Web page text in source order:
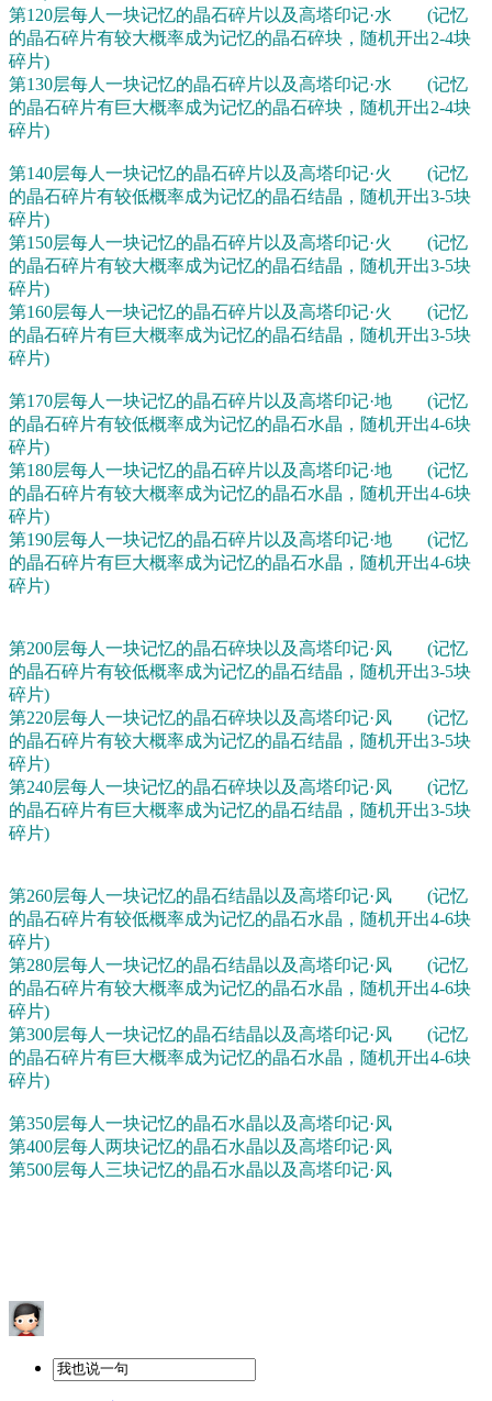
第120层每人一块记忆的晶石碎片以及高塔印记·水 (记忆
的晶石碎片有较大概率成为记忆的晶石碎块，随机开出2-4块
碎片)
第130层每人一块记忆的晶石碎片以及高塔印记·水 (记忆
的晶石碎片有巨大概率成为记忆的晶石碎块，随机开出2-4块
碎片)
第140层每人一块记忆的晶石碎片以及高塔印记·火 (记忆
的晶石碎片有较低概率成为记忆的晶石结晶，随机开出3-5块
碎片)
第150层每人一块记忆的晶石碎片以及高塔印记·火 (记忆
的晶石碎片有较大概率成为记忆的晶石结晶，随机开出3-5块
碎片)
第160层每人一块记忆的晶石碎片以及高塔印记·火 (记忆
的晶石碎片有巨大概率成为记忆的晶石结晶，随机开出3-5块
碎片)
第170层每人一块记忆的晶石碎片以及高塔印记·地 (记忆
的晶石碎片有较低概率成为记忆的晶石水晶，随机开出4-6块
碎片)
第180层每人一块记忆的晶石碎片以及高塔印记·地 (记忆
的晶石碎片有较大概率成为记忆的晶石水晶，随机开出4-6块
碎片)
第190层每人一块记忆的晶石碎片以及高塔印记·地 (记忆
的晶石碎片有巨大概率成为记忆的晶石水晶，随机开出4-6块
碎片)
第200层每人一块记忆的晶石碎块以及高塔印记·风 (记忆
的晶石碎片有较低概率成为记忆的晶石结晶，随机开出3-5块
碎片)
第220层每人一块记忆的晶石碎块以及高塔印记·风 (记忆
的晶石碎片有较大概率成为记忆的晶石结晶，随机开出3-5块
碎片)
第240层每人一块记忆的晶石碎块以及高塔印记·风 (记忆
的晶石碎片有巨大概率成为记忆的晶石结晶，随机开出3-5块
碎片)
第260层每人一块记忆的晶石结晶以及高塔印记·风 (记忆
的晶石碎片有较低概率成为记忆的晶石水晶，随机开出4-6块
碎片)
第280层每人一块记忆的晶石结晶以及高塔印记·风 (记忆
的晶石碎片有较大概率成为记忆的晶石水晶，随机开出4-6块
碎片)
第300层每人一块记忆的晶石结晶以及高塔印记·风 (记忆
的晶石碎片有巨大概率成为记忆的晶石水晶，随机开出4-6块
碎片)
第350层每人一块记忆的晶石水晶以及高塔印记·风
第400层每人两块记忆的晶石水晶以及高塔印记·风
第500层每人三块记忆的晶石水晶以及高塔印记·风